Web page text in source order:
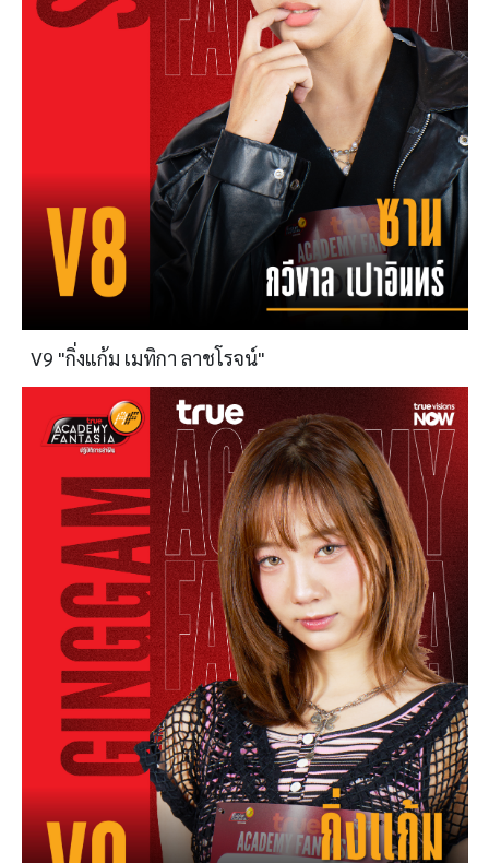
V9 "กิ่งแก้ม เมทิกา ลาชโรจน์"